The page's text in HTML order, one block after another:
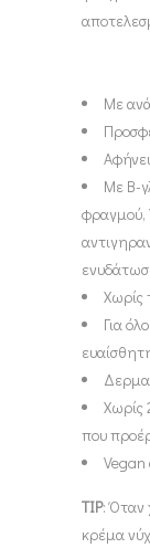
Με
Με B-
φραγμού,
Χωρίς
Για
Χωρίς
που
Vegan
TIP: Όταν
κρέμα